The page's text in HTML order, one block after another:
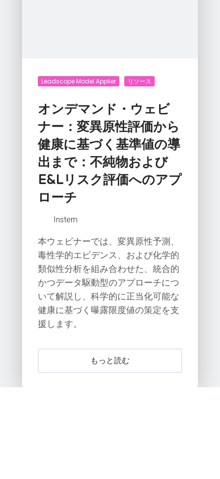
Leadscope Model Applier リソース
オンデマンド・ウェビ
ナー：変異原性評価から
健康に基づく基準値の導
出まで：不純物および
E&Lリスク評価へのアプ
ローチ
Instem
本ウェビナーでは、変異原性予測、
毒性学的エビデンス、および化学的
類似性分析を組み合わせた、統合的
かつデータ駆動型のアプローチにつ
いて解説し、科学的に正当化可能な
健康に基づく曝露限度値の策定を支
援します。
もっと読む